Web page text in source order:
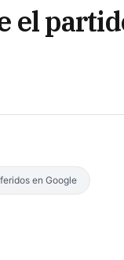
el
en Google